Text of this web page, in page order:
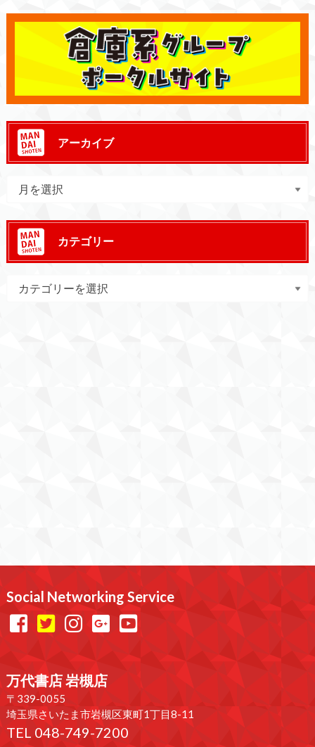
アーカイブ
カテゴリー
Social Networking Service
万代書店 岩槻店
〒339-0055
埼玉県さいたま市岩槻区東町1丁目8-11
TEL 048-749-7200